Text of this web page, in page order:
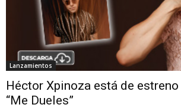
Lanzamientos
Héctor Xpinoza está de
“Me Dueles”